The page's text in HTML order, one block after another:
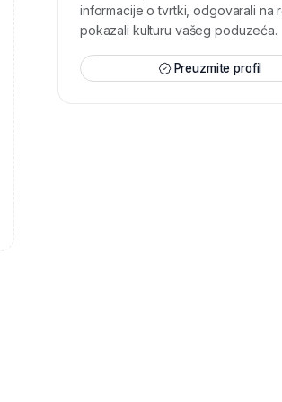
informacije o tvrtki, odgovarali na
pokazali kulturu vašeg poduzeća.
Preuzmite profil